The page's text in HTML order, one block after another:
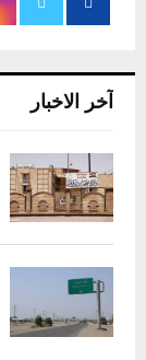
آخر الاخبار